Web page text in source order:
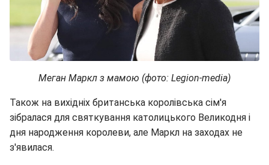
Меган Маркл з мамою (фото: Legion-media)
Також на вихідніх британська королівська сім'я
зібралася для святкування католицького Великодня і
дня народження королеви, але Маркл на заходах не
з'явилася.